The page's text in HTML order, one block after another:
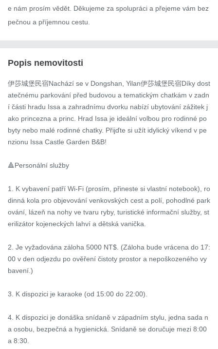
e nám prosím vědět. Děkujeme za spolupráci a přejeme vám bez
pečnou a příjemnou cestu.
Popis nemovitosti
伊莎城堡民宿Nachází se v Dongshan, Yilan伊莎城堡民宿Díky dost
atečnému parkování před budovou a tematickým chatkám v zadn
í části hradu Issa a zahradnímu dvorku nabízí ubytování zážitek j
ako princezna a princ. Hrad Issa je ideální volbou pro rodinné po
byty nebo malé rodinné chatky. Přijďte si užít idylický víkend v pe
nzionu Issa Castle Garden B&B!
🔺Personální služby
1. K vybavení patří Wi-Fi (prosím, přineste si vlastní notebook), ro
dinná kola pro objevování venkovských cest a polí, pohodlné park
ování, lázeň na nohy ve tvaru ryby, turistické informační služby, st
erilizátor kojeneckých lahví a dětská vanička.
2. Je vyžadována záloha 5000 NT$. (Záloha bude vrácena do 17:
00 v den odjezdu po ověření čistoty prostor a nepoškozeného vy
bavení.)
3. K dispozici je karaoke (od 15:00 do 22:00).
4. K dispozici je donáška snídaně v západním stylu, jedna sada n
a osobu, bezpečná a hygienická. Snídaně se doručuje mezi 8:00
a 8:30.